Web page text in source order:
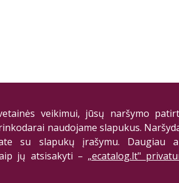
veikimui, jūsų naršymo
naudojame slapukus.
su slapukų įrašymu. Daugiau
jų atsisakyti – „ecatalog.lt"